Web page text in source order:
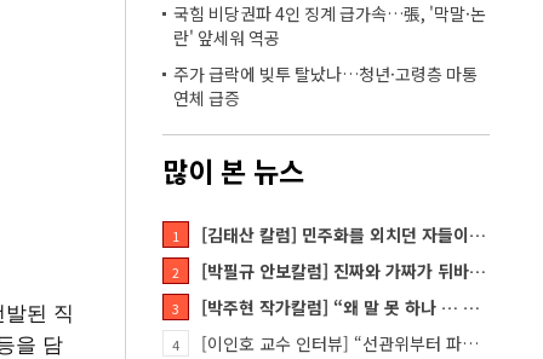
된 직
을 담
국힘 비당권파 4인 징계 급가속…張, '막말·논
란' 앞세워 역공
주가 급락에 빚투 탈났나…청년·고령층 마통
연체 급증
많이 본 뉴스
1 [김태산 칼럼] 민주화를 외치던 자들이 대한민국의 적이고 간첩이었다
2 [박필규 안보칼럼] 진짜와 가짜가 뒤바뀐 혼돈의 시대, 안보 파탄은 막아야
3 [박주현 작가칼럼] “왜 말 못 하나 … 경기도 재정 파탄의 진짜 원인을”
4 [이인호 교수 인터뷰] “선관위부터 파고들어야…책임자 직접 고발하라”